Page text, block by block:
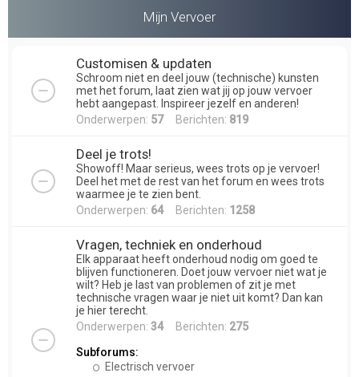
Mijn Vervoer
Customisen & updaten
Schroom niet en deel jouw (technische) kunsten
met het forum, laat zien wat jij op jouw vervoer
hebt aangepast. Inspireer jezelf en anderen!
Onderwerpen: 57Berichten: 819
Deel je trots!
Showoff! Maar serieus, wees trots op je vervoer!
Deel het met de rest van het forum en wees trots
waarmee je te zien bent.
Onderwerpen: 64Berichten: 1258
Vragen, techniek en onderhoud
Elk apparaat heeft onderhoud nodig om goed te
blijven functioneren. Doet jouw vervoer niet wat je
wilt? Heb je last van problemen of zit je met
technische vragen waar je niet uit komt? Dan kan
je hier terecht.
Onderwerpen: 34Berichten: 275
Subforums:
Electrisch vervoer